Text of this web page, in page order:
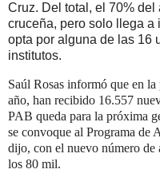
Cruz. Del total, el 70% del
cruceña, pero solo llega a
opta por alguna de las 16
institutos.
Saúl Rosas informó que en
año, han recibido 16.557
PAB queda para la próxima
se convoque al Programa de
dijo, con el nuevo número de
los 80 mil.